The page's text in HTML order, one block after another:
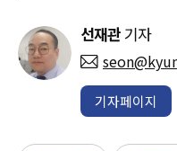
선재관 기자
기자페이지